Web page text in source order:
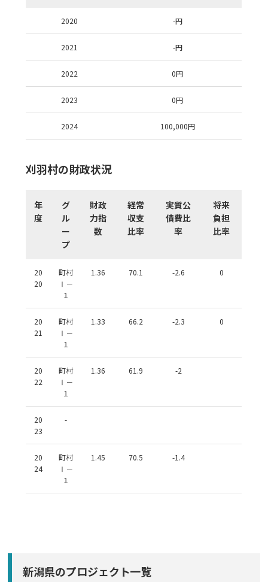
2020 -円
2021 -円
2022 0円
2023 0円
2024 100,000円
刈羽村の財政状況
年
度
グ
ル
ー
プ
財政
力指
数
経常
収支
比率
実質公
債費比
率
将来
負担
比率
20
20
町村
Ⅰ－
１
1.36 70.1 -2.6 0
20
21
町村
Ⅰ－
１
1.33 66.2 -2.3 0
20
22
町村
Ⅰ－
１
1.36 61.9 -2
20
23
-
20
24
町村
Ⅰ－
１
1.45 70.5 -1.4
新潟県のプロジェクト一覧